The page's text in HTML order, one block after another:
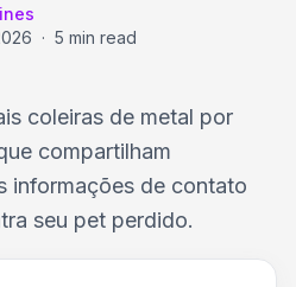
· 5 min read
coleiras de metal por
compartilham
informações de contato
seu pet perdido.